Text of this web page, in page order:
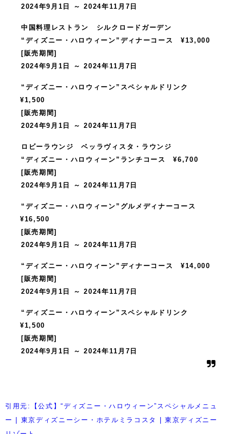
2024年9月1日 ～ 2024年11月7日
中国料理レストラン シルクロードガーデン
“ディズニー・ハロウィーン”ディナーコース ¥13,000
[販売期間]
2024年9月1日 ～ 2024年11月7日
“ディズニー・ハロウィーン”スペシャルドリンク
¥1,500
[販売期間]
2024年9月1日 ～ 2024年11月7日
ロビーラウンジ ベッラヴィスタ・ラウンジ
“ディズニー・ハロウィーン”ランチコース ¥6,700
[販売期間]
2024年9月1日 ～ 2024年11月7日
“ディズニー・ハロウィーン”グルメディナーコース
¥16,500
[販売期間]
2024年9月1日 ～ 2024年11月7日
“ディズニー・ハロウィーン”ディナーコース ¥14,000
[販売期間]
2024年9月1日 ～ 2024年11月7日
“ディズニー・ハロウィーン”スペシャルドリンク
¥1,500
[販売期間]
2024年9月1日 ～ 2024年11月7日
引用元:【公式】“ディズニー・ハロウィーン”スペシャルメニュ
ー | 東京ディズニーシー・ホテルミラコスタ | 東京ディズニー